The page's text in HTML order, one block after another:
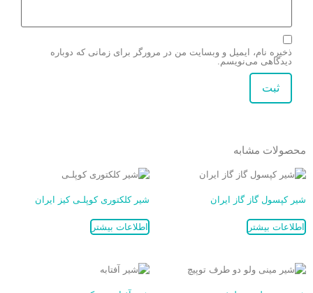
ذخیره نام، ایمیل و وبسایت من در مرورگر برای زمانی که دوباره
دیدگاهی می‌نویسم.
محصولات مشابه
شیر کپسول گاز گاز ایران
اطلاعات بیشتر
شیر کلکتوری کوپلـی کیز ایران
اطلاعات بیشتر